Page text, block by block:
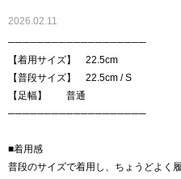
2026.02.11
───────────────────
【着用サイズ】 22.5cm
【普段サイズ】 22.5cm / S
【足幅】 普通
───────────────────
■着用感
普段のサイズで着用し、ちょうどよく履